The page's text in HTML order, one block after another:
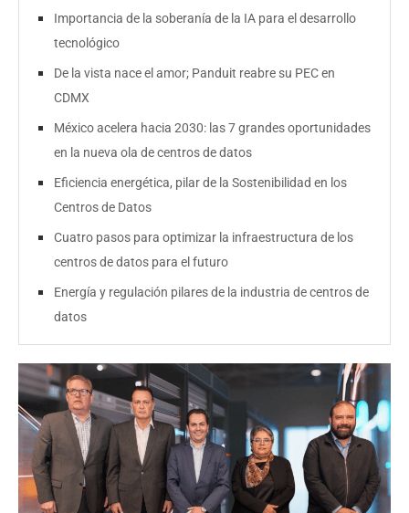
Importancia de la soberanía de la IA para el desarrollo
tecnológico
De la vista nace el amor; Panduit reabre su PEC en
CDMX
México acelera hacia 2030: las 7 grandes oportunidades
en la nueva ola de centros de datos
Eficiencia energética, pilar de la Sostenibilidad en los
Centros de Datos
Cuatro pasos para optimizar la infraestructura de los
centros de datos para el futuro
Energía y regulación pilares de la industria de centros de
datos